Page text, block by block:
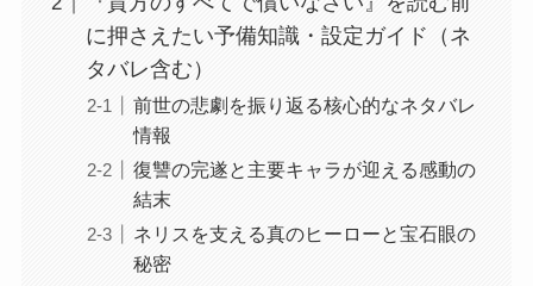
に押さえたい予備知識・設定ガイド（ネ
タバレ含む）
前世の悲劇を振り返る核心的なネタバレ
情報
復讐の完遂と主要キャラが迎える感動の
結末
ネリスを支える真のヒーローと宝石眼の
秘密